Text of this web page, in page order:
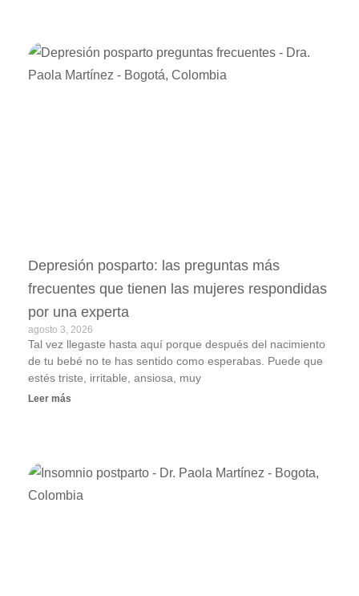
Depresión posparto: las preguntas más
frecuentes que tienen las mujeres respondidas
por una experta
agosto 3, 2026
Tal vez llegaste hasta aquí porque después del nacimiento
de tu bebé no te has sentido como esperabas. Puede que
estés triste, irritable, ansiosa, muy
Leer más